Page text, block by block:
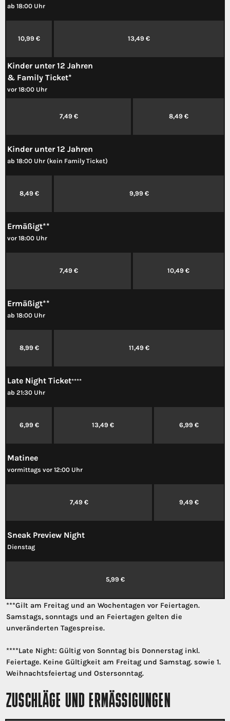
ab 18:00 Uhr
10,99 € 13,49 €
Kinder unter 12 Jahren
& Family Ticket*
vor 18:00 Uhr
7,49 € 8,49 €
Kinder unter 12 Jahren
ab 18:00 Uhr (kein Family Ticket)
8,49 € 9,99 €
Ermäßigt**
vor 18:00 Uhr
7,49 € 10,49 €
Ermäßigt**
ab 18:00 Uhr
8,99 € 11,49 €
Late Night Ticket****
ab 21:30 Uhr
6,99 € 13,49 € 6,99 €
Matinee
vormittags vor 12:00 Uhr
7,49 € 9,49 €
Sneak Preview Night
Dienstag
5,99 €
***Gilt am Freitag und an Wochentagen vor Feiertagen.
Samstags, sonntags und an Feiertagen gelten die
unveränderten Tagespreise.
****Late Night: Gültig von Sonntag bis Donnerstag inkl.
Feiertage. Keine Gültigkeit am Freitag und Samstag. sowie 1.
Weihnachtsfeiertag und Ostersonntag.
ZUSCHLÄGE UND ERMÄSSIGUNGEN